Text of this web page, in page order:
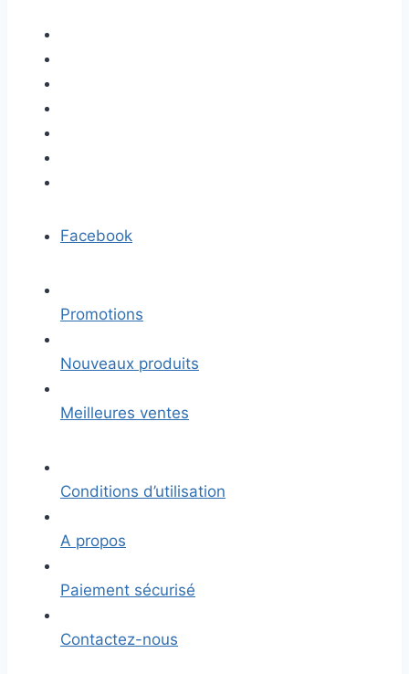
Facebook
Promotions
Nouveaux produits
Meilleures ventes
Conditions d’utilisation
A propos
Paiement sécurisé
Contactez-nous